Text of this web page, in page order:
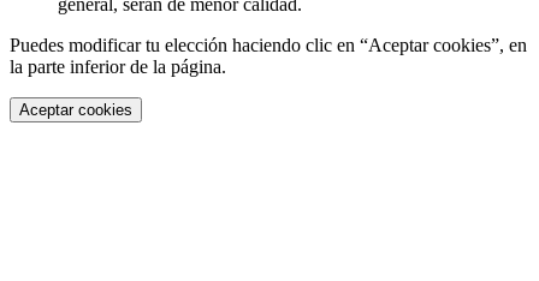
general, serán de menor calidad.
Puedes modificar tu elección haciendo clic en “Aceptar cookies”, en
la parte inferior de la página.
Aceptar cookies